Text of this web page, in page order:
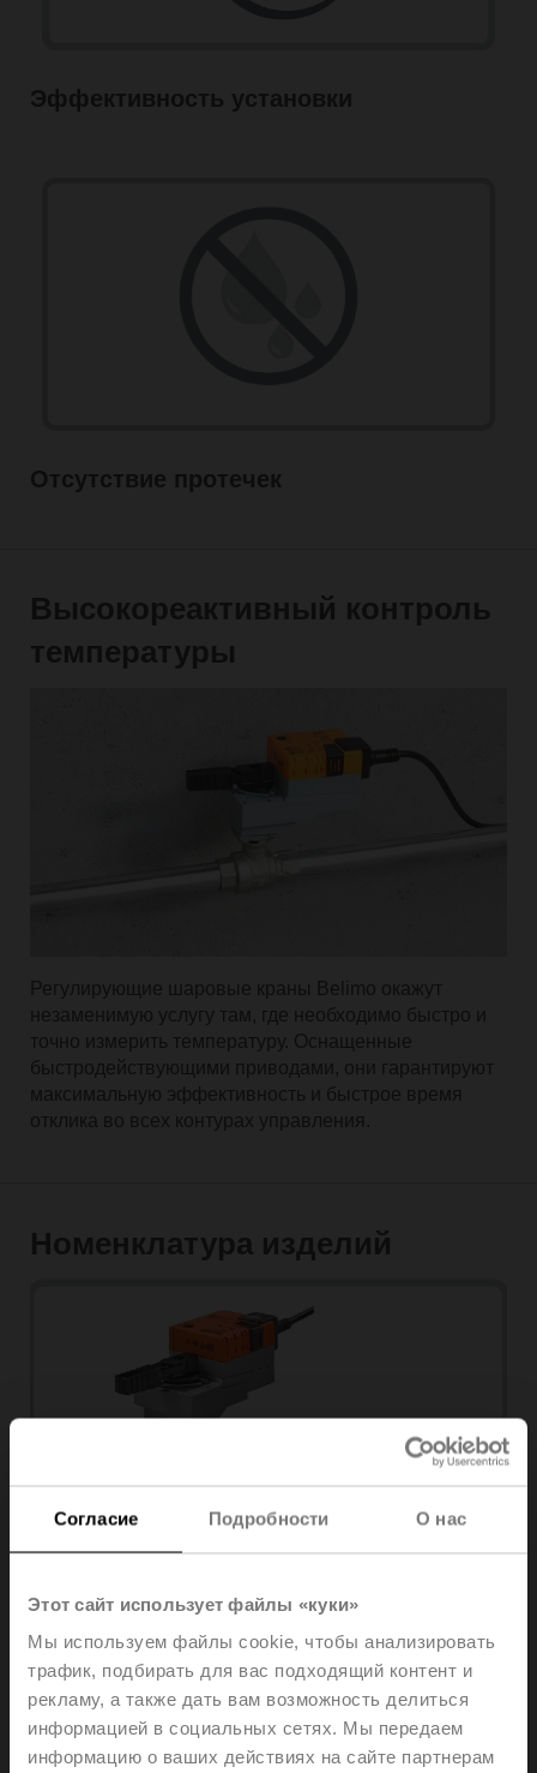
Согласие Подробности О нас
Этот сайт использует файлы «куки»
Мы используем файлы cookie, чтобы анализировать
трафик, подбирать для вас подходящий контент и
рекламу, а также дать вам возможность делиться
информацией в социальных сетях. Мы передаем
информацию о ваших действиях на сайте партнерам
Эффективность установки
Отсутствие протечек
Высокореактивный контроль
температуры
Регулирующие шаровые краны Belimo окажут
незаменимую услугу там, где необходимо быстро и
точно измерить температуру. Оснащенные
быстродействующими приводами, они гарантируют
максимальную эффективность и быстрое время
отклика во всех контурах управления.
Номенклатура изделий
K
0.09...58 м3/ч
внутренняя резьба, внешняя резьба, фланец
Посмотреть продукты